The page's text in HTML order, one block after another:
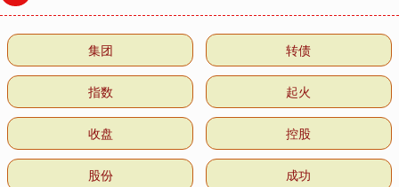
集团 转债
指数 起火
收盘 控股
股份 成功